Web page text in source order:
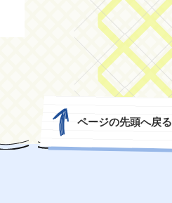
ページの先頭へ戻る